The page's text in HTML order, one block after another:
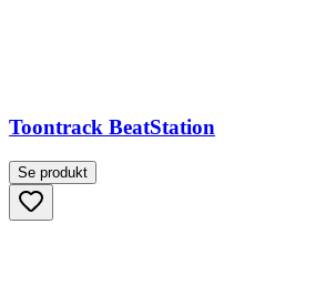
Toontrack BeatStation
Se produkt